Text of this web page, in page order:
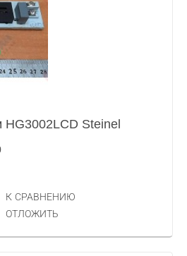
HG3002LCD Steinel
К СРАВНЕНИЮ
ОТЛОЖИТЬ